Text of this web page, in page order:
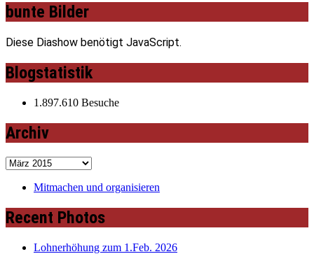
bunte Bilder
Diese Diashow benötigt JavaScript.
Blogstatistik
1.897.610 Besuche
Archiv
Archiv
Mitmachen und organisieren
Recent Photos
Lohnerhöhung zum 1.Feb. 2026